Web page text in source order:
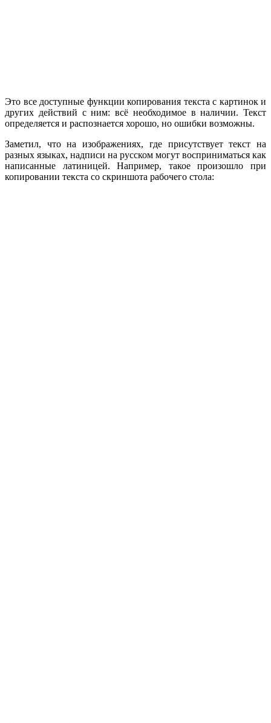
Это все доступные функции копирования текста с картинок и
других действий с ним: всё необходимое в наличии. Текст
определяется и распознается хорошо, но ошибки возможны.
Заметил, что на изображениях, где присутствует текст на
разных языках, надписи на русском могут восприниматься как
написанные латиницей. Например, такое произошло при
копировании текста со скриншота рабочего стола: